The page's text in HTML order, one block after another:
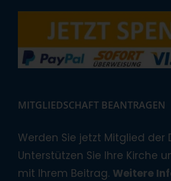
MITGLIEDSCHAFT BEANTRAGEN
Werden Sie jetzt Mitglied der
Unterstützen Sie Ihre Kirche
mit Ihrem Beitrag. Weitere